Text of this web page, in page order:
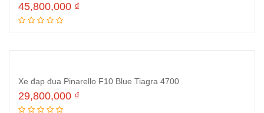
45,800,000 ₫
Xe đạp đua Pinarello F10 Blue Tiagra 4700
29,800,000 ₫